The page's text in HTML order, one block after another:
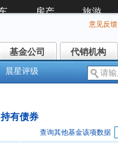
意见反馈
基金公司
基金公司 代销机构
代销机构
晨星评级
持有债券
查询其他基金该项数据